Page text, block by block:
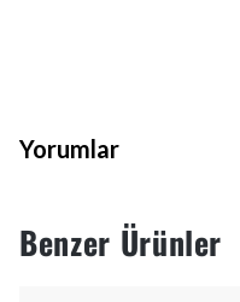
Yorumlar
Benzer Ürünler